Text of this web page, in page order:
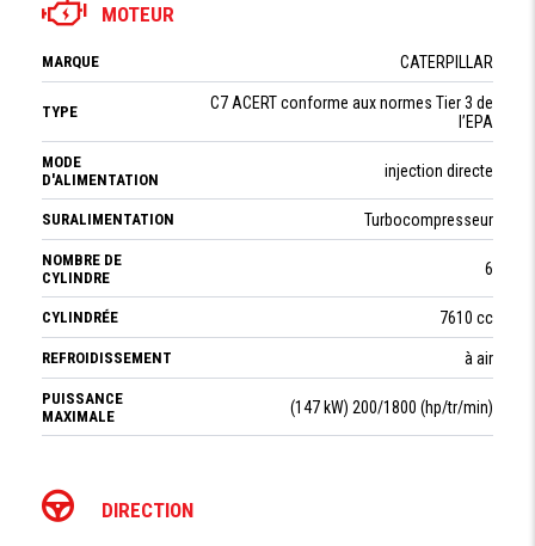
MOTEUR
MARQUE CATERPILLAR
TYPE
C7 ACERT conforme aux normes Tier 3 de
l’EPA
MODE
D'ALIMENTATION
injection directe
SURALIMENTATION Turbocompresseur
NOMBRE DE
CYLINDRE
6
CYLINDRÉE 7610 cc
REFROIDISSEMENT à air
PUISSANCE
MAXIMALE
(147 kW) 200/1800 (hp/tr/min)
DIRECTION